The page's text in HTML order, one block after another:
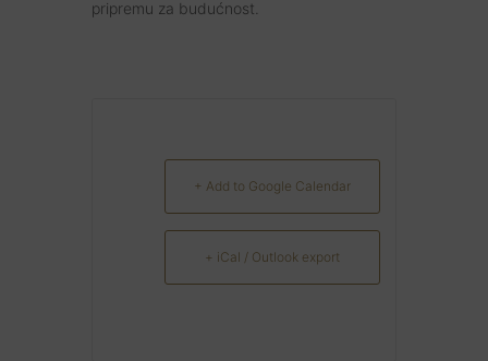
pripremu za budućnost.
+ Add to Google Calendar
+ iCal / Outlook export